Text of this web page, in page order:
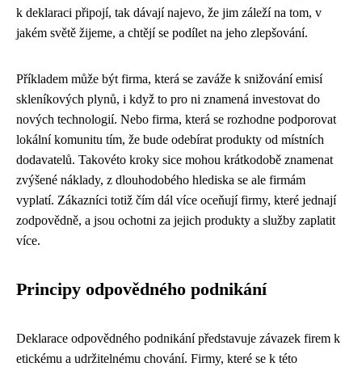
k deklaraci připojí, tak dávají najevo, že jim záleží na tom, v
jakém světě žijeme, a chtějí se podílet na jeho zlepšování.
Příkladem může být firma, která se zaváže k snižování emisí
skleníkových plynů, i když to pro ni znamená investovat do
nových technologií. Nebo firma, která se rozhodne podporovat
lokální komunitu tím, že bude odebírat produkty od místních
dodavatelů. Takovéto kroky sice mohou krátkodobě znamenat
zvýšené náklady, z dlouhodobého hlediska se ale firmám
vyplatí. Zákazníci totiž čím dál více oceňují firmy, které jednají
zodpovědně, a jsou ochotni za jejich produkty a služby zaplatit
více.
Principy odpovědného podnikání
Deklarace odpovědného podnikání představuje závazek firem k
etickému a udržitelnému chování. Firmy, které se k této